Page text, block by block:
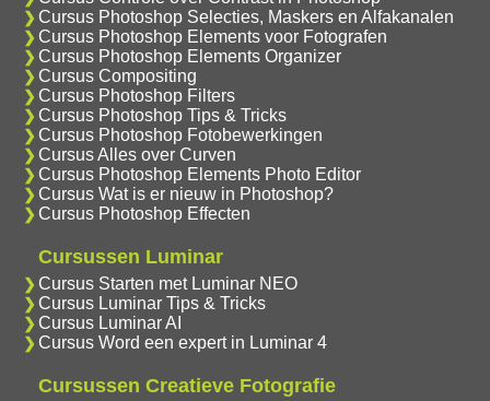
Cursus Photoshop Selecties, Maskers en Alfakanalen
Cursus Photoshop Elements voor Fotografen
Cursus Photoshop Elements Organizer
Cursus Compositing
Cursus Photoshop Filters
Cursus Photoshop Tips & Tricks
Cursus Photoshop Fotobewerkingen
Cursus Alles over Curven
Cursus Photoshop Elements Photo Editor
Cursus Wat is er nieuw in Photoshop?
Cursus Photoshop Effecten
Cursussen Luminar
Cursus Starten met Luminar NEO
Cursus Luminar Tips & Tricks
Cursus Luminar AI
Cursus Word een expert in Luminar 4
Cursussen Creatieve Fotografie